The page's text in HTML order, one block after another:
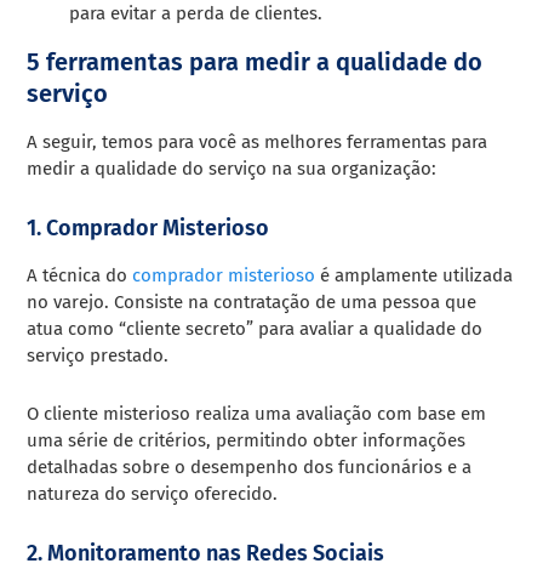
para evitar a perda de clientes.
5 ferramentas para medir a qualidade do
serviço
A seguir, temos para você as melhores ferramentas para
medir a qualidade do serviço na sua organização:
1. Comprador Misterioso
A técnica do comprador misterioso é amplamente utilizada
no varejo. Consiste na contratação de uma pessoa que
atua como “cliente secreto” para avaliar a qualidade do
serviço prestado.
O cliente misterioso realiza uma avaliação com base em
uma série de critérios, permitindo obter informações
detalhadas sobre o desempenho dos funcionários e a
natureza do serviço oferecido.
2. Monitoramento nas Redes Sociais